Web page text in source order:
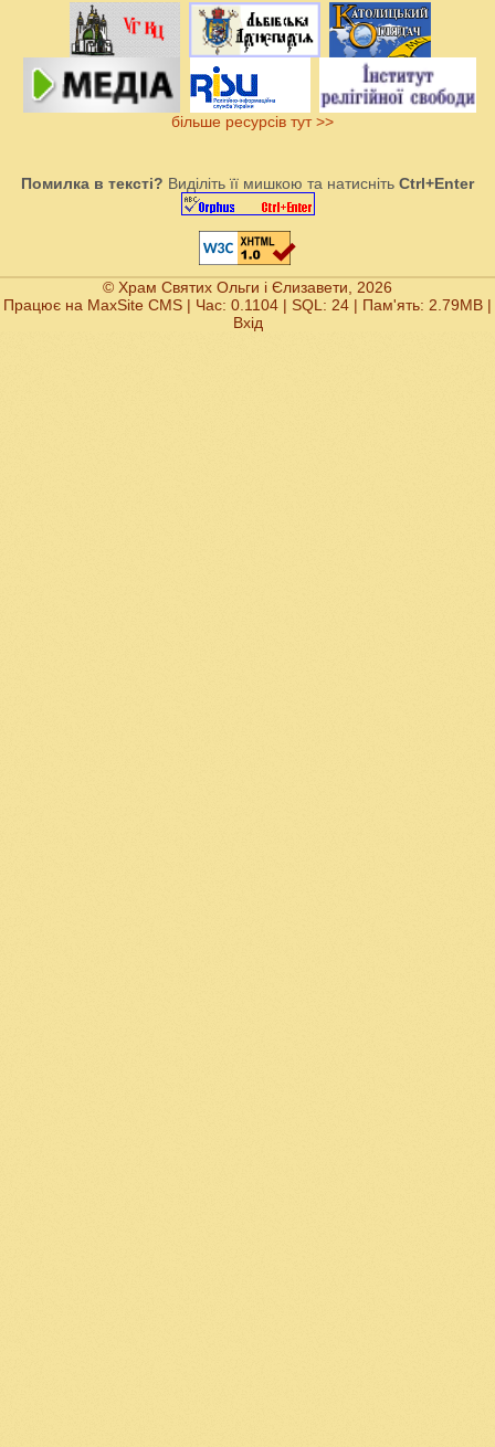
більше ресурсів тут >>
Помилка в тексті? Виділіть її мишкою та натисніть Ctrl+Enter
© Храм Святих Ольги і Єлизавети, 2026
Працює на MaxSite CMS | Час: 0.1104 | SQL: 24 | Пам'ять: 2.79MB |
Вхід